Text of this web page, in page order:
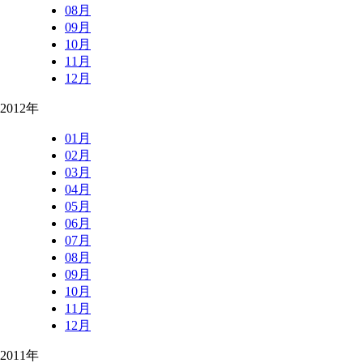
08月
09月
10月
11月
12月
2012年
01月
02月
03月
04月
05月
06月
07月
08月
09月
10月
11月
12月
2011年